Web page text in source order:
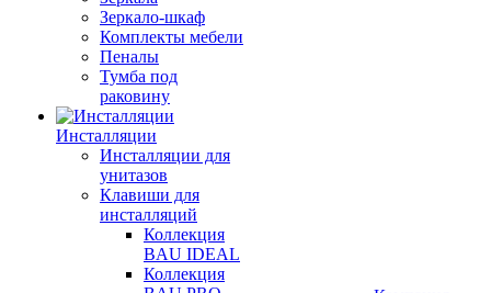
Зеркало-шкаф
Комплекты мебели
Пеналы
Тумба под
раковину
Инсталляции
Инсталляции для
унитазов
Клавиши для
инсталляций
Коллекция
BAU IDEAL
Коллекция